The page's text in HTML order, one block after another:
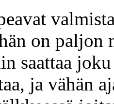
on
saattaa
ja vähän